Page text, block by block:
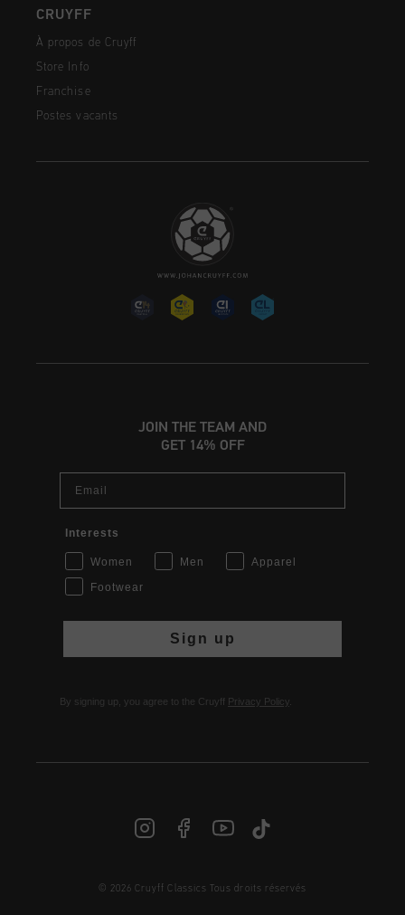
FR | € EUR
CRUYFF
À propos de Cruyff
Store Info
Franchise
Postes vacants
JOIN THE TEAM AND
GET 14% OFF
Email
Interests
Women Men
Apparel
Footwear
Sign up
By signing up, you agree to the Cruyff Privacy Policy
© 2026 Cruyff Classics Tous droits réservés